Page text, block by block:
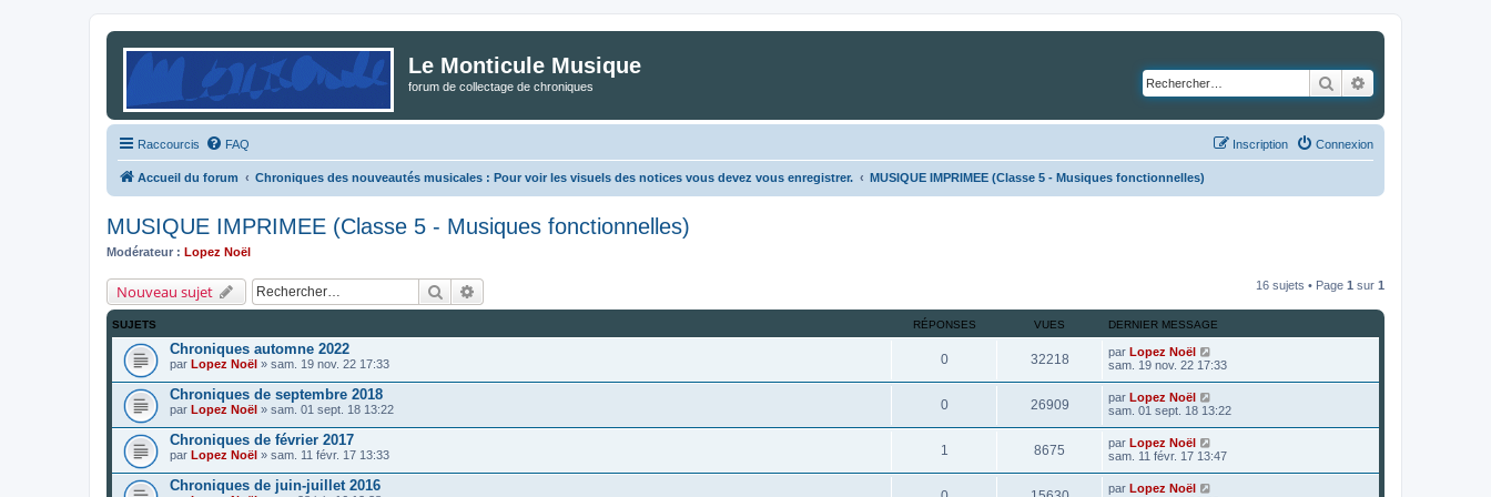
Le Monticule Musique
forum de collectage de chroniques Rechercher
Raccourcis FAQ Connexion
Inscription
Accueil du forum Chroniques des nouveautés musicales : Pour voir les visuels des notices vous devez vous enregistrer. MUSIQUE IMPRIMEE (Classe 5 - Musiques fonctionnelles)
MUSIQUE IMPRIMEE (Classe 5 - Musiques fonctionnelles)
Modérateur : Lopez Noël
Nouveau sujet Rechercher 16 sujets • Page 1 sur 1
SUJETS RÉPONSES VUES DERNIER MESSAGE
Chroniques automne 2022
par Lopez Noël » sam. 19 nov. 22 17:33 0 32218 par Lopez Noël
sam. 19 nov. 22 17:33
Chroniques de septembre 2018
par Lopez Noël » sam. 01 sept. 18 13:22 0 26909 par Lopez Noël
sam. 01 sept. 18 13:22
Chroniques de février 2017
par Lopez Noël » sam. 11 févr. 17 13:33 1 8675 par Lopez Noël
sam. 11 févr. 17 13:47
Chroniques de juin-juillet 2016 par Lopez Noël